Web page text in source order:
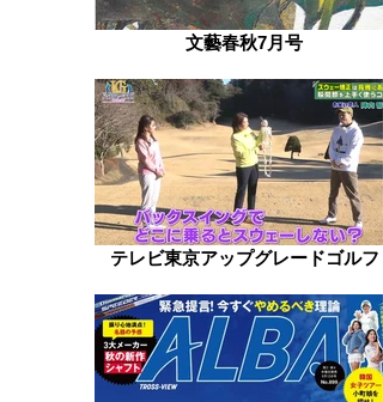
文藝春秋7月号
テレビ東京アップグレードゴルフ